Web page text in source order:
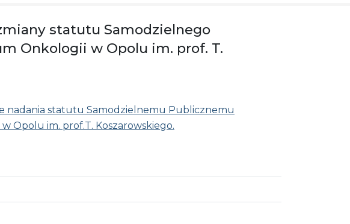
statutu Samodzielnego
Onkologii w Opolu im. prof. T.
nadania statutu Samodzielnemu Publicznemu
Opolu im. prof.T. Koszarowskiego.